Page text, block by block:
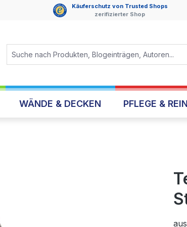
Käuferschutz von Trusted Shops
zerifizierter Shop
WÄNDE & DECKEN PFLEGE &